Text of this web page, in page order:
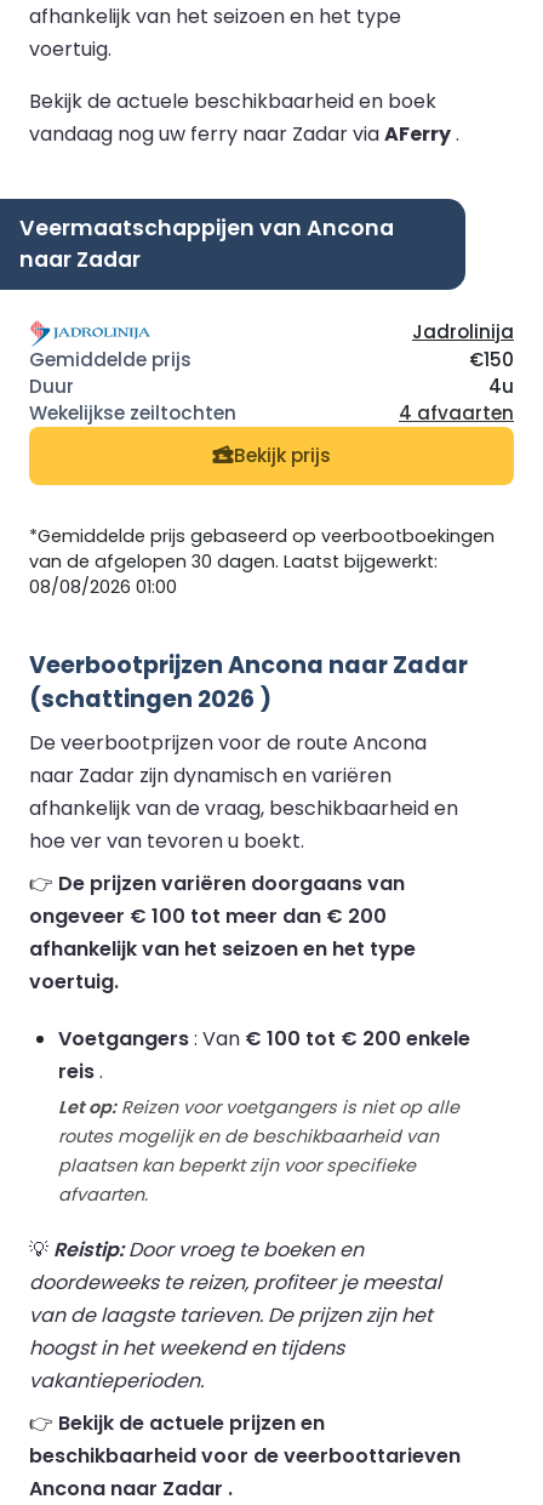
afhankelijk van het seizoen en het type
voertuig.
Bekijk de actuele beschikbaarheid en boek
vandaag nog uw ferry naar Zadar viaAFerry.
Veermaatschappijen van Ancona
naar Zadar
Jadrolinija
€150
4u
4 afvaarten
Bekijk prijs
*Gemiddelde prijs gebaseerd op veerbootboekingen
van de afgelopen 30 dagen. Laatst bijgewerkt:
08/08/2026 01:00
Veerbootprijzen Ancona naar Zadar
(schattingen 2026 )
De veerbootprijzen voor de route Ancona
naar Zadar zijn dynamisch en variëren
afhankelijk van de vraag, beschikbaarheid en
hoe ver van tevoren u boekt.
👉 De prijzen variëren doorgaans van
ongeveer € 100 tot meer dan € 200
afhankelijk van het seizoen en het type
voertuig.
Voetgangers: Van € 100 tot € 200 enkele
reis.
Let op:Reizen voor voetgangers is niet op alle
routes mogelijk en de beschikbaarheid van
plaatsen kan beperkt zijn voor specifieke
afvaarten.
💡 Reistip:Door vroeg te boeken en
doordeweeks te reizen, profiteer je meestal
van de laagste tarieven. De prijzen zijn het
hoogst in het weekend en tijdens
vakantieperioden.
👉 Bekijk de actuele prijzen en
beschikbaarheid voor de veerboottarieven
Ancona naar Zadar .